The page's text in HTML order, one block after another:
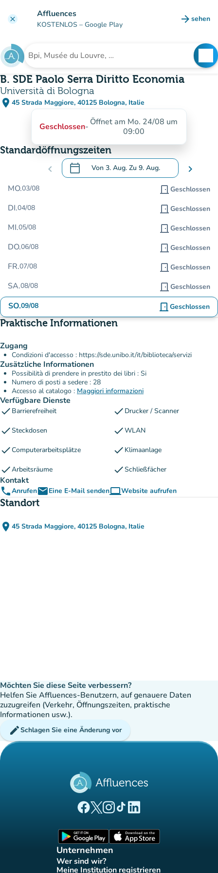
clear Affluences
KOSTENLOS – Google Play arrow_forward sehen
(new
Suche nach einer Einrichtung
B. SDE Paolo Serra Diritto Economia
Università di Bologna
place 45 Strada Maggiore, 40125 Bologna, Italie
(in Google Maps öffnen)
(new tab)
Geschlossen- Öffnet am Mo. 24/08 um
09:00
Standardöffnungszeiten
chevron_left calendar_today Von 3. Aug. Zu 9. Aug.
.Öffnen Sie den Kalender, um Daten zu
chevron_right
MO.03/08 door_front Geschlossen
DI.04/08 door_front Geschlossen
MI.05/08 door_front Geschlossen
DO.06/08 door_front Geschlossen
FR.07/08 door_front Geschlossen
SA.08/08 door_front Geschlossen
SO.09/08 door_front Geschlossen
Praktische Informationen
Zugang
Condizioni d'accesso : https://sde.unibo.it/it/biblioteca/servizi
Zusätzliche Informationen
Possibilità di prendere in prestito dei libri : Si
Numero di posti a sedere : 28
Accesso al catalogo : Maggiori informazioni
Verfügbare Dienste
check Barrierefreiheit check Drucker / Scanner
checkSteckdosen checkWLAN
checkComputerarbeitsplätze check Klimaanlage
checkArbeitsräume checkSchließfächer
Kontakt
phoneAnrufenemailEine E-Mail sendencomputerWebsite aufrufen
(new tab)
Standort
place 45 Strada Maggiore, 40125 Bologna, Italie
(in Google Maps öffnen)
(new tab)
Möchten Sie diese Seite verbessern?
Helfen Sie Affluences-Benutzern, auf genauere Daten
zuzugreifen (Verkehr, Öffnungszeiten, praktische
Informationen usw.).
editSchlagen Sie eine Änderung vor
(new tab)
(new tab)
(new tab)(new tab)
(new tab)
Unternehmen
Wer sind wir?
(new tab)
Meine Institution registrieren